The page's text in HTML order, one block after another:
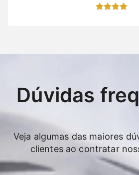
Dúvidas
Veja algumas das maiores
clientes ao contratar